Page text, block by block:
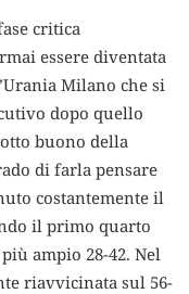
critica
essere diventata
Milano che si
dopo quello
buono della
di farla pensare
costantemente il
il primo quarto
ampio 28-42. Nel
riavvicinata sul 56-